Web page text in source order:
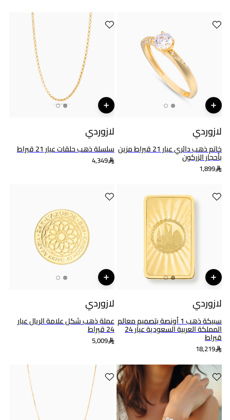
لازوردي
خاتم ذهب دائري عيار 21 قيراط مزين
بأحجار الزركون
1,899
لازوردي
سلسلة ذهب حلقات عيار 21 قيراط
4,349
لازوردي
سبيكة ذهب 1 أونصة بتصميم معالم
المملكة العربية السعودية عيار 24
قيراط
18,219
لازوردي
عملة ذهب شكل علامة الريال عيار
24 قيراط
5,009